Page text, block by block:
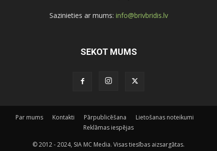
Sazinieties ar mums: info@brivbridis.lv
SEKOT MUMS
Par mums Kontakti Pārpublicēšana
Lietošanas noteikumi
Reklāmas iespējas
© 2012 - 2024, SIA MC Media. Visas tiesības aizsargātas.